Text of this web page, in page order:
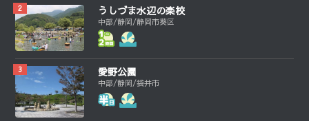
うしづま水辺の楽校
中部/静岡/静岡市葵区
愛野公園
中部/静岡/袋井市